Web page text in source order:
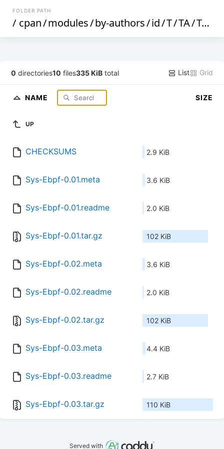
FOLDER PATH
/ cpan/modules/by-authors/id/T/TA/TAKEMIO
0 directories10 files335 KiB total List Grid
NAME SIZE
UP
CHECKSUMS 2.9 KiB
Sys-Ebpf-0.01.meta 3.6 KiB
Sys-Ebpf-0.01.readme 2.0 KiB
Sys-Ebpf-0.01.tar.gz 102 KiB
Sys-Ebpf-0.02.meta 3.6 KiB
Sys-Ebpf-0.02.readme 2.0 KiB
Sys-Ebpf-0.02.tar.gz 102 KiB
Sys-Ebpf-0.03.meta 4.4 KiB
Sys-Ebpf-0.03.readme 2.7 KiB
Sys-Ebpf-0.03.tar.gz 110 KiB
Served with